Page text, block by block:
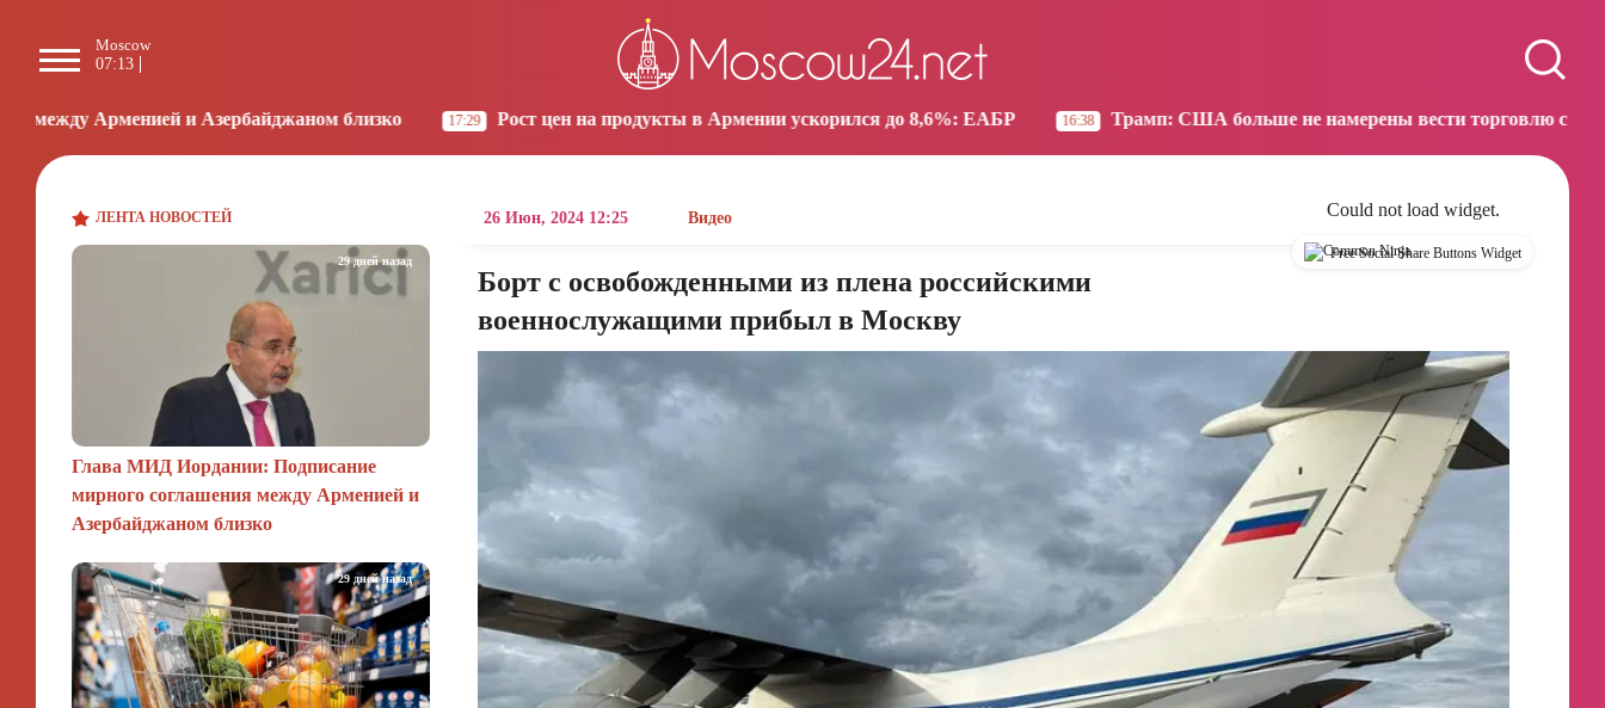
Moscow
07:13
Yerevan
08:13 08:13
Moscow
07:13
и Азербайджаном близко 17:29 Рост цен на продукты в Армении ускорился до 8,6%: ЕАБР 16:38 Трамп: США больше не намерены вести торговлю с Испанией
ЛЕНТА НОВОСТЕЙ
Глава МИД Иордании: Подписание
мирного соглашения между Арменией и
Азербайджаном близко
29 дней назад
29 дней назад
26 Июн, 2024 12:25 Видео Could not load widget.
Free Social Share Buttons Widget
Борт с освобожденными из плена российскими
военнослужащими прибыл в Москву